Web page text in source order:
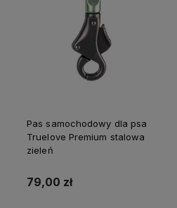
Pas samochodowy dla psa
Truelove Premium stalowa
zieleń
79,00 zł